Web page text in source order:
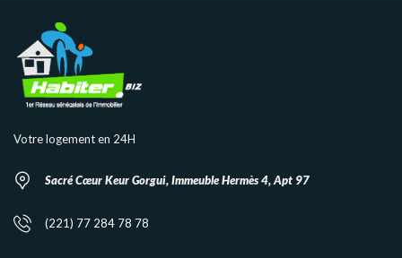
Votre logement en 24H
Sacré Cœur Keur Gorgui, Immeuble Hermès 4, Apt 97
(221) 77 284 78 78